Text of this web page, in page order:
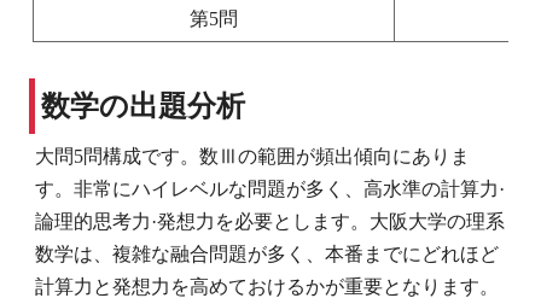
第5問
数学の出題分析
大問5問構成です。数Ⅲの範囲が頻出傾向にありま
す。非常にハイレベルな問題が多く、高水準の計算力·
論理的思考力·発想力を必要とします。大阪大学の理系
数学は、複雑な融合問題が多く、本番までにどれほど
計算力と発想力を高めておけるかが重要となります。